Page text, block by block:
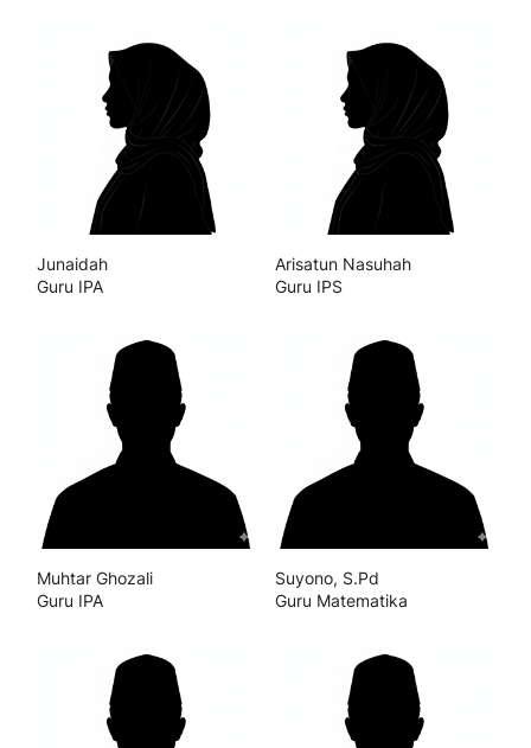
Junaidah
Guru IPA
Arisatun Nasuhah
Guru IPS
Muhtar Ghozali
Guru IPA
Suyono, S.Pd
Guru Matematika